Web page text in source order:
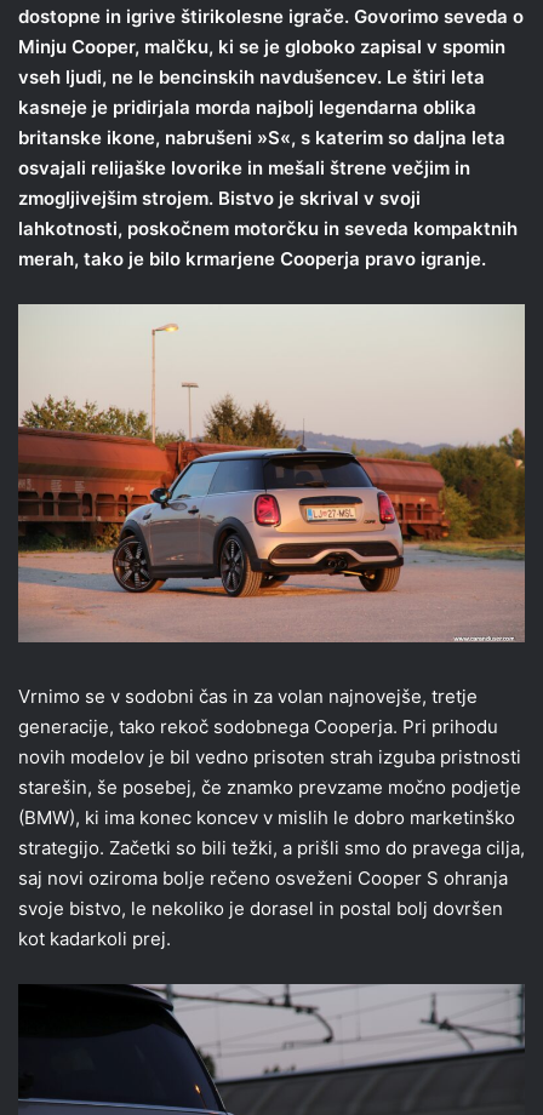
dostopne in igrive štirikolesne igrače. Govorimo seveda o
Minju Cooper, malčku, ki se je globoko zapisal v spomin
vseh ljudi, ne le bencinskih navdušencev. Le štiri leta
kasneje je pridirjala morda najbolj legendarna oblika
britanske ikone, nabrušeni »S«, s katerim so daljna leta
osvajali relijaške lovorike in mešali štrene večjim in
zmogljivejšim strojem. Bistvo je skrival v svoji
lahkotnosti, poskočnem motorčku in seveda kompaktnih
merah, tako je bilo krmarjene Cooperja pravo igranje.
Vrnimo se v sodobni čas in za volan najnovejše, tretje
generacije, tako rekoč sodobnega Cooperja. Pri prihodu
novih modelov je bil vedno prisoten strah izguba pristnosti
starešin, še posebej, če znamko prevzame močno podjetje
(BMW), ki ima konec koncev v mislih le dobro marketinško
strategijo. Začetki so bili težki, a prišli smo do pravega cilja,
saj novi oziroma bolje rečeno osveženi Cooper S ohranja
svoje bistvo, le nekoliko je dorasel in postal bolj dovršen
kot kadarkoli prej.